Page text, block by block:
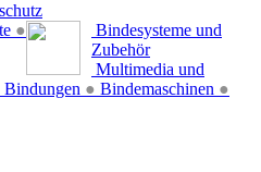
●
Bindesysteme und
Zubehör
Bindungen ● Bindemaschinen ●
Multimedia und